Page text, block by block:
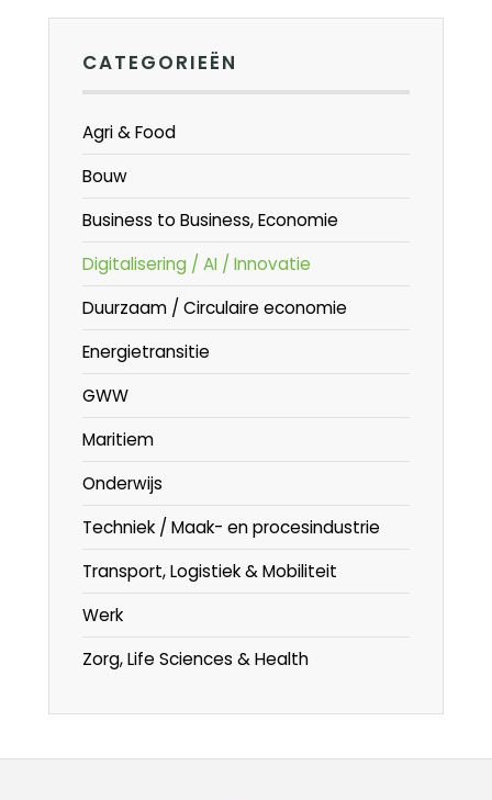
CATEGORIEËN
Agri & Food
Bouw
Business to Business, Economie
Digitalisering / AI / Innovatie
Duurzaam / Circulaire economie
Energietransitie
GWW
Maritiem
Onderwijs
Techniek / Maak- en procesindustrie
Transport, Logistiek & Mobiliteit
Werk
Zorg, Life Sciences & Health